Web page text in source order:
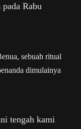
Rabu
sebuah ritual
dimulainya
tengah kami